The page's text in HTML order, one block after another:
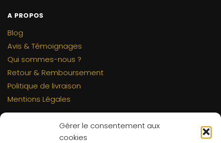
Gérer le consentement aux
cookies
A PROPOS
Blog
Avis & Témoignages
Qui sommes-nous ?
Retour & Remboursement
Politique de livraison
Mentions Légales